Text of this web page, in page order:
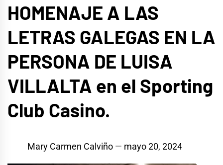
HOMENAJE A LAS
LETRAS GALEGAS EN LA
PERSONA DE LUISA
VILLALTA en el Sporting
Club Casino.
Mary Carmen Calviño mayo 20, 2024